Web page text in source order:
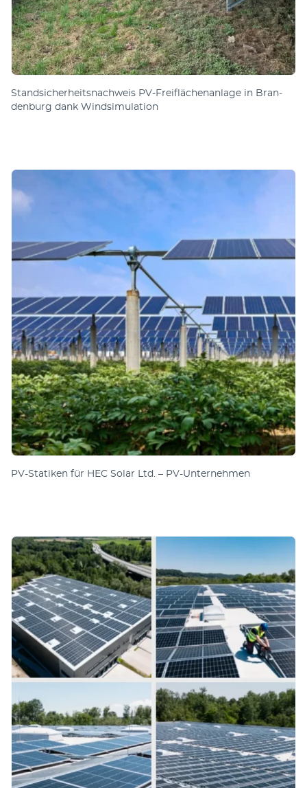
Stand­sicher­heits­nach­weis PV-Frei­fläch­en­an­lage in Bran­
den­burg dank Wind­sim­ula­tion
PV-Sta­tiken für HEC Solar Ltd. – PV-Unternehmen